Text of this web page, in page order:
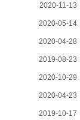
2020-11-13
2020-05-14
2020-04-28
2019-08-23
2020-10-29
2020-04-23
2019-10-17